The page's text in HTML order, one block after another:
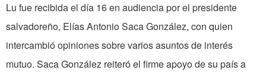
Lu fue recibida el día 16 en audiencia por el presidente
salvadoreño, Elías Antonio Saca González, con quien
intercambió opiniones sobre varios asuntos de interés
mutuo. Saca González reiteró el firme apoyo de su país a